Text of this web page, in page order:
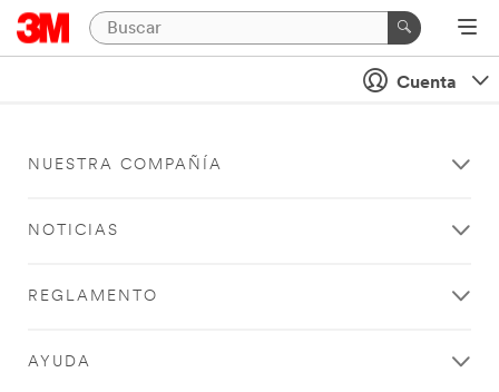
Cuenta
NUESTRA COMPAÑÍA
NOTICIAS
REGLAMENTO
AYUDA